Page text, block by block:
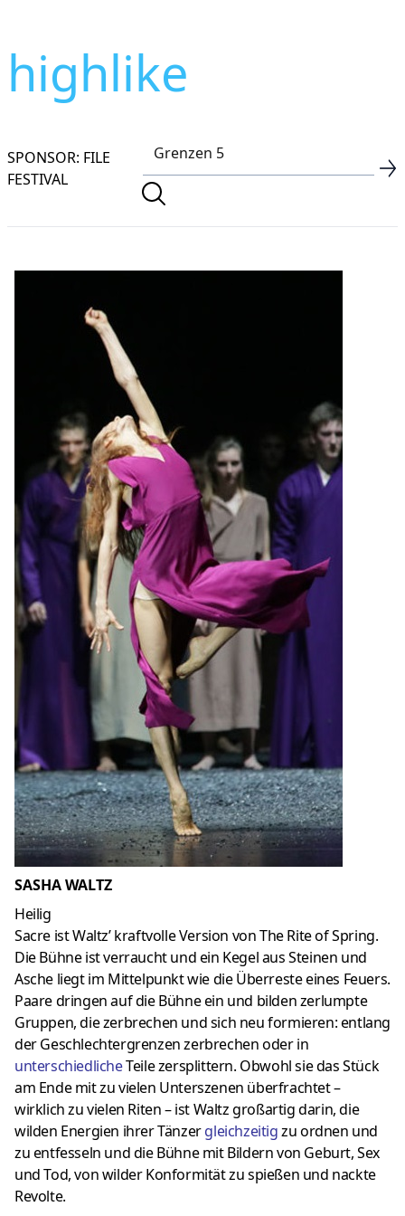
highlike
SPONSOR: FILE
FESTIVAL
SASHA WALTZ
Heilig
Sacre ist Waltz’ kraftvolle Version von The Rite of Spring.
Die Bühne ist verraucht und ein Kegel aus Steinen und
Asche liegt im Mittelpunkt wie die Überreste eines Feuers.
Paare dringen auf die Bühne ein und bilden zerlumpte
Gruppen, die zerbrechen und sich neu formieren: entlang
der Geschlechtergrenzen zerbrechen oder in
unterschiedlicheTeile zersplittern. Obwohl sie das Stück
am Ende mit zu vielen Unterszenen überfrachtet –
wirklich zu vielen Riten – ist Waltz großartig darin, die
wilden Energien ihrer Tänzergleichzeitigzu ordnen und
zu entfesseln und die Bühne mit Bildern von Geburt, Sex
und Tod, von wilder Konformität zu spießen und nackte
Revolte.